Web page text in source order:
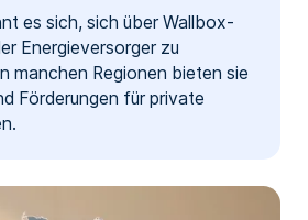
es sich, sich über Wallbox-
Energieversorger zu
manchen Regionen bieten sie
Förderungen für private